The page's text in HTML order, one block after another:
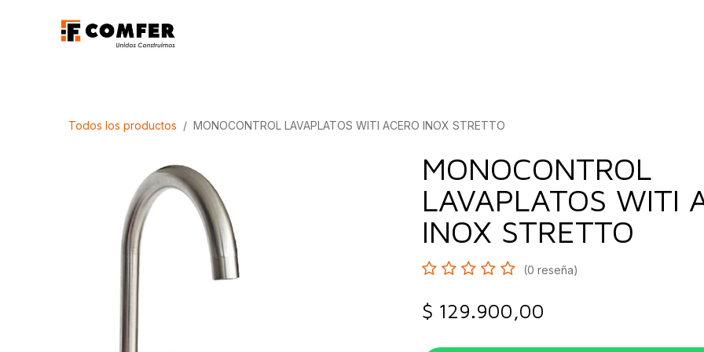
Todos los productos MONOCONTROL LAVAPLATOS WITI ACERO INOX STRETTO
MONOCONTROL
LAVAPLATOS WITI
INOX STRETTO
(0 reseña)
$ 129.900,00